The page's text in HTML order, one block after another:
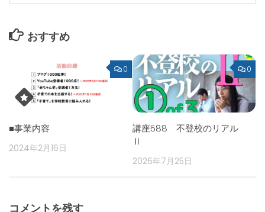
おすすめ
0
■事業内容
2024年2月16日
0
講座588 不登校のリアル
Ⅱ
2026年7月25日
コメントを残す